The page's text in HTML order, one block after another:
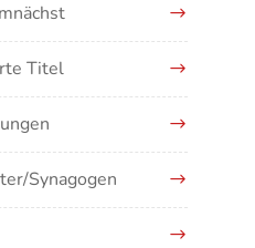
Titel
Synagogen